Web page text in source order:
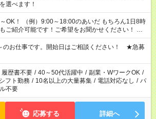
選べます！
OK！ （例）9:00～18:00のあいだ もちろん1日8時
ご紹介可能です！ご希望をお聞かせください！ ★
お休みが必要な場合も遠慮なくご相談ください。
間以上の勤務が必要です
のお仕事です。開始日はご相談ください！ ★急募
履歴書不要 / 40～50代活躍中 / 副業・WワークOK /
シフト勤務 / 10名以上の大量募集 / 電話対応なし / パ
不要
応募する 詳細へ